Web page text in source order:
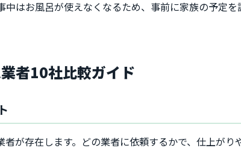
はお風呂が使えなくなるため、事前に家族の予定を
者10社比較ガイド
が存在します。どの業者に依頼するかで、仕上が